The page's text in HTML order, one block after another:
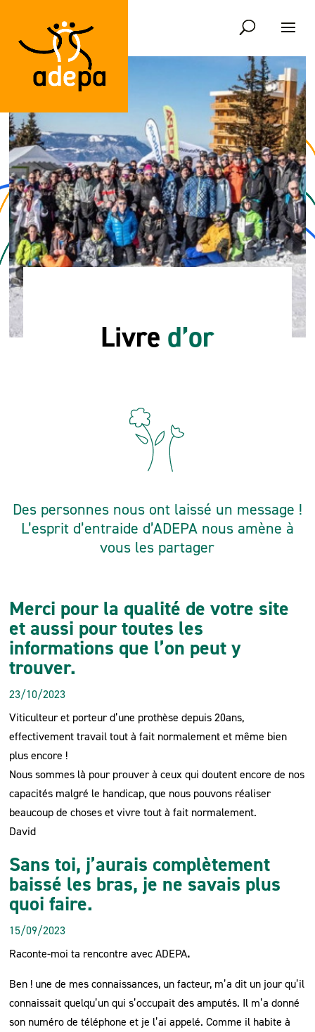
Livre d’or
Des personnes nous ont laissé un message !
L’esprit d’entraide d’ADEPA nous amène à
vous les partager
Merci pour la qualité de votre site
et aussi pour toutes les
informations que l’on peut y
trouver.
23/10/2023
Viticulteur et porteur d’une prothèse depuis 20ans,
effectivement travail tout à fait normalement et même bien
plus encore !
Nous sommes là pour prouver à ceux qui doutent encore de nos
capacités malgré le handicap, que nous pouvons réaliser
beaucoup de choses et vivre tout à fait normalement.
David
Sans toi, j’aurais complètement
baissé les bras, je ne savais plus
quoi faire.
15/09/2023
Raconte-moi ta rencontre avec ADEPA.
Ben ! une de mes connaissances, un facteur, m’a dit un jour qu’il
connaissait quelqu’un qui s’occupait des amputés. Il m’a donné
son numéro de téléphone et je l’ai appelé. Comme il habite à